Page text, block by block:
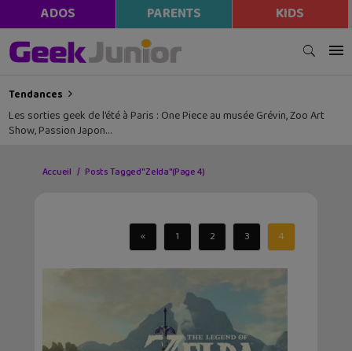
ADOS PARENTS KIDS
Tendances
Les sorties geek de l’été à Paris : One Piece au musée Grévin, Zoo Art
Show, Passion Japon…
Accueil Posts Tagged "Zelda"(Page 4)
« 1 2 3 4